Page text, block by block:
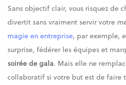
Sans objectif clair, vous risquez de
divertit sans vraiment servir votre
magie en entreprise, par exemple,
surprise, fédérer les équipes et
soirée de gala. Mais elle ne
collaboratif si votre but est de faire